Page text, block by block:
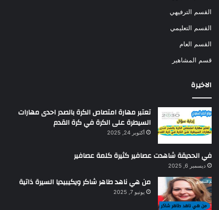
القسم الترفيهي
القسم التعليمي
القسم العام
قسم المشاهير
الاخيرة
تعتبر مهارة امتصاص الكرة بالصدر احدى مهارات
السيطرة على الكرة في كرة القدم
أكتوبر 24, 2025
في الحديقة شاهدت عصافير كثيرة كلمة عصافير
ديسمبر 6, 2025
من هي ناهد طاهر شاكر ويكيبيديا السيرة ذاتية
يونيو 7, 2025